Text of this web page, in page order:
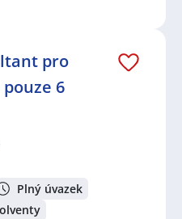
pro
6
Plný úvazek